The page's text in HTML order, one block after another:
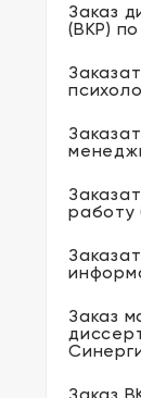
Заказ
(ВКР)
работу
Заказ